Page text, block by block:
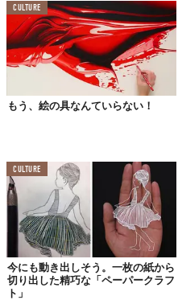
CULTURE
もう、絵の具なんていらない！
CULTURE
今にも動き出しそう。一枚の紙から
切り出した精巧な「ペーパークラフ
ト」